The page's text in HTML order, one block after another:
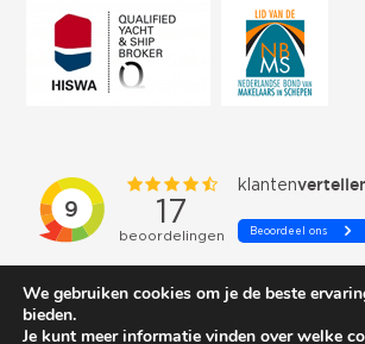
We gebruiken cookies om je de beste
bieden.
Je kunt meer informatie vinden over welke